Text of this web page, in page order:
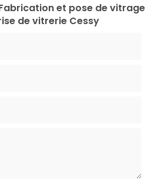
et pose de vitrage
de vitrerie Cessy